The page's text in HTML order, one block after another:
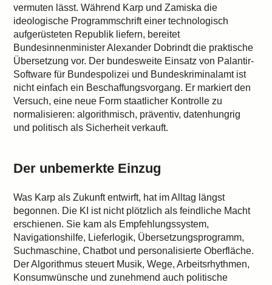
vermuten lässt. Während Karp und Zamiska die
ideologische Programmschrift einer technologisch
aufgerüsteten Republik liefern, bereitet
Bundesinnenminister Alexander Dobrindt die praktische
Übersetzung vor. Der bundesweite Einsatz von Palantir-
Software für Bundespolizei und Bundeskriminalamt ist
nicht einfach ein Beschaffungsvorgang. Er markiert den
Versuch, eine neue Form staatlicher Kontrolle zu
normalisieren: algorithmisch, präventiv, datenhungrig
und politisch als Sicherheit verkauft.
Der unbemerkte Einzug
Was Karp als Zukunft entwirft, hat im Alltag längst
begonnen. Die KI ist nicht plötzlich als feindliche Macht
erschienen. Sie kam als Empfehlungssystem,
Navigationshilfe, Lieferlogik, Übersetzungsprogramm,
Suchmaschine, Chatbot und personalisierte Oberfläche.
Der Algorithmus steuert Musik, Wege, Arbeitsrhythmen,
Konsumwünsche und zunehmend auch politische